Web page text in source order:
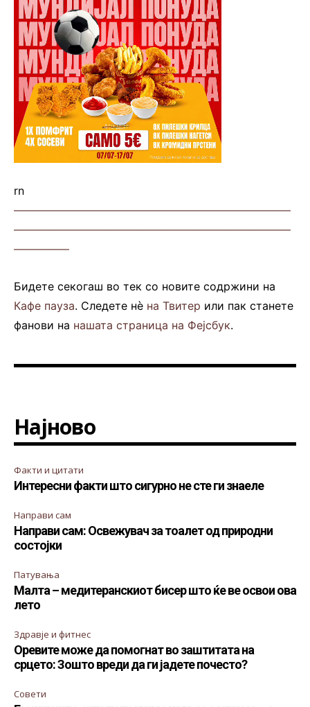
rn
—————————————————————————
—————————————————————————
—————
Бидете секогаш во тек со новите содржини на
Кафе пауза. Следете нè на Твитер или пак станете
фанови на нашата страница на Фејсбук.
Најново
Факти и цитати
Интересни факти што сигурно не сте ги знаеле
Направи сам
Направи сам: Освежувач за тоалет од природни
состојки
Патувања
Малта – медитеранскиот бисер што ќе ве освои ова
лето
Здравје и фитнес
Оревите може да помогнат во заштитата на
срцето: Зошто вреди да ги јадете почесто?
Совети